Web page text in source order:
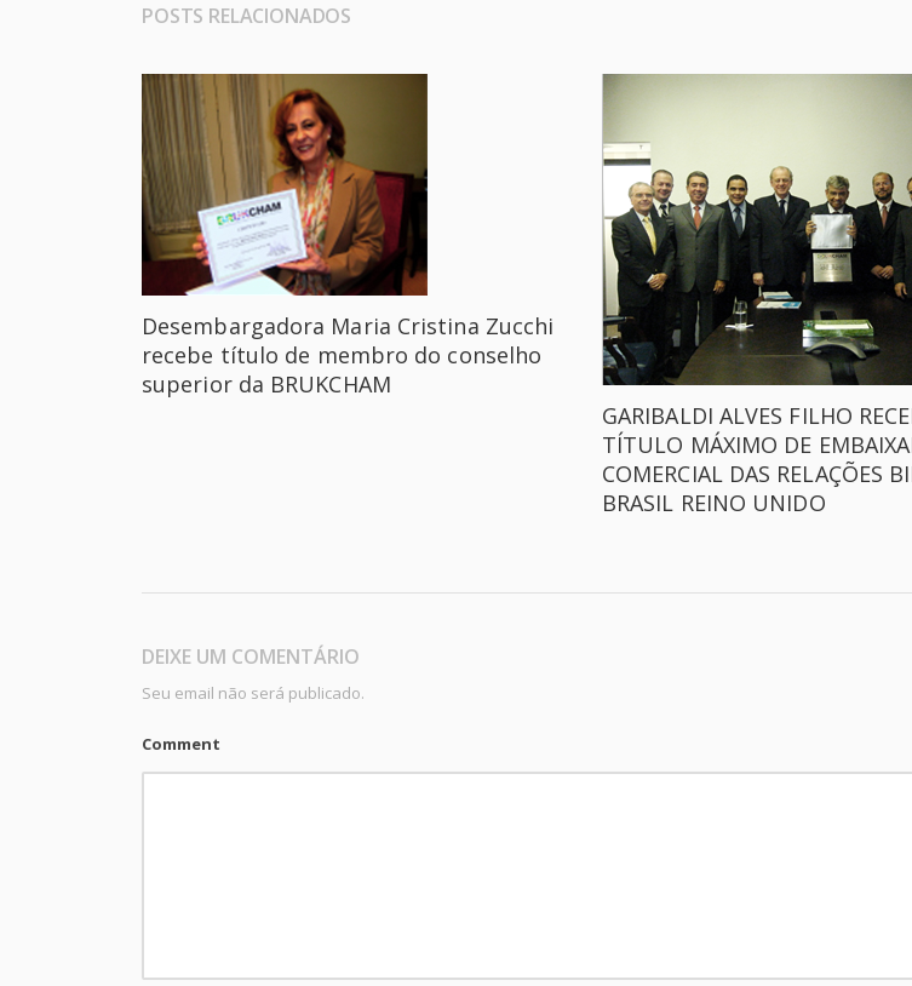
POSTS RELACIONADOS
Desembargadora Maria Cristina Zucchi
recebe título de membro do conselho
superior da BRUKCHAM
GARIBALDI ALVES FILHO
TÍTULO MÁXIMO DE
COMERCIAL DAS RELAÇÕES
BRASIL REINO UNIDO
DEIXE UM COMENTÁRIO
Seu email não será publicado.
Comment